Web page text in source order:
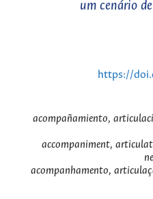
um cenário
https://
acompañamiento,
accompaniment,
acompanhamento,